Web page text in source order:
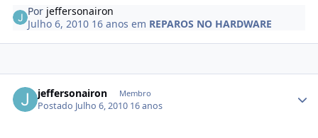
Por jeffersonairon
Julho 6, 2010 16 anos em REPAROS NO HARDWARE
jeffersonairon Membro
Postado Julho 6, 2010 16 anos